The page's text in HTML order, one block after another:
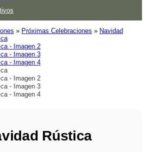
» Próximas Celebraciones » Navidad
Rústica